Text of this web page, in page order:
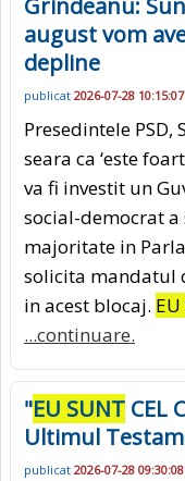
Grindeanu:
august vom
depline
publicat 2026-07-28 10:15:07
Presedintele
seara ca ‘este
va fi investit un
social-democrat a
majoritate in
solicita mandatul
in acest blocaj.
...continuare.
"EU SUNT CEL
Ultimul
publicat 2026-07-28 09:30:08